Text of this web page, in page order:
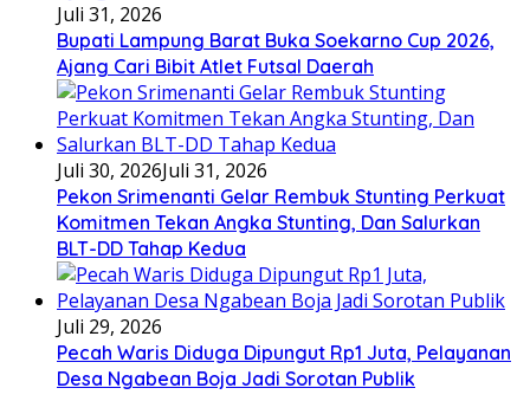
Juli 31, 2026
Bupati Lampung Barat Buka Soekarno Cup 2026,
Ajang Cari Bibit Atlet Futsal Daerah
Juli 30, 2026Juli 31, 2026
Pekon Srimenanti Gelar Rembuk Stunting Perkuat
Komitmen Tekan Angka Stunting, Dan Salurkan
BLT-DD Tahap Kedua
Juli 29, 2026
Pecah Waris Diduga Dipungut Rp1 Juta, Pelayanan
Desa Ngabean Boja Jadi Sorotan Publik